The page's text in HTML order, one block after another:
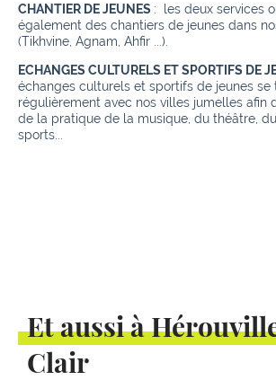
CHANTIER DE JEUNES : les deux services
également des chantiers de jeunes dans
(Tikhvine, Agnam, Ahfir ...).
ECHANGES CULTURELS ET SPORTIFS DE
échanges culturels et sportifs de jeunes se
régulièrement avec nos villes jumelles afin
de la pratique de la musique, du théâtre,
sports...
Et aussi à
Clair